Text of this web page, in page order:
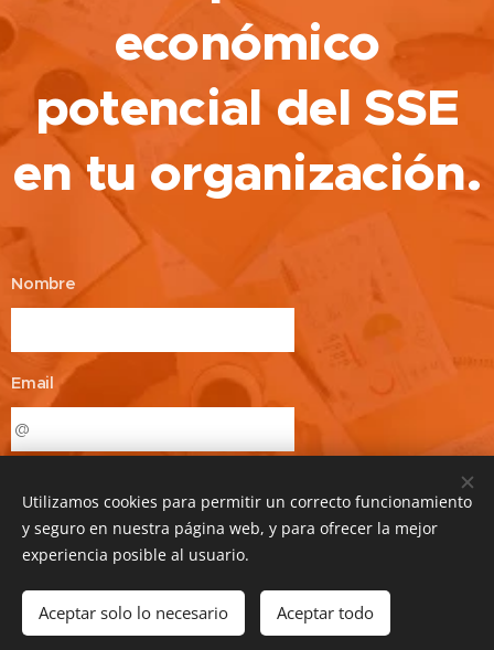
económico
potencial del SSE
en tu organización.
Nombre
Email
Enviar
© 2020 Talento Chile. Todos los derechos reservados.
Utilizamos cookies para permitir un correcto funcionamiento
y seguro en nuestra página web, y para ofrecer la mejor
experiencia posible al usuario.
Aceptar solo lo necesario Aceptar todo